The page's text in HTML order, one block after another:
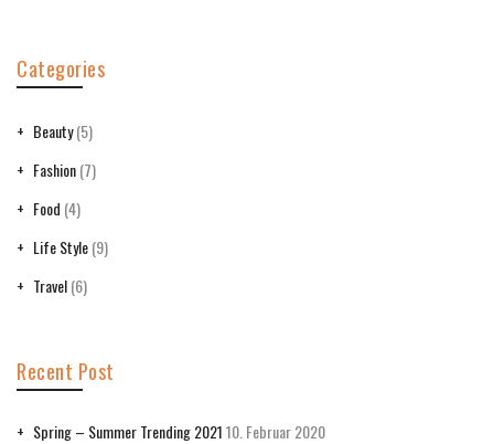
Categories
Beauty(5)
Fashion(7)
Food (4)
Life Style(9)
Travel(6)
Recent Post
Spring – Summer Trending 202110. Februar 2020